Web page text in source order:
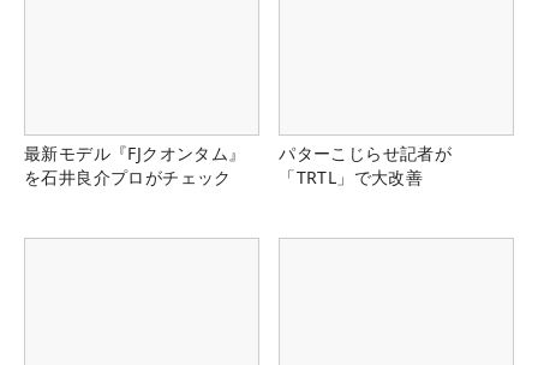
最新モデル『FJクオンタム』
を石井良介プロがチェック
パターこじらせ記者が
「TRTL」で大改善